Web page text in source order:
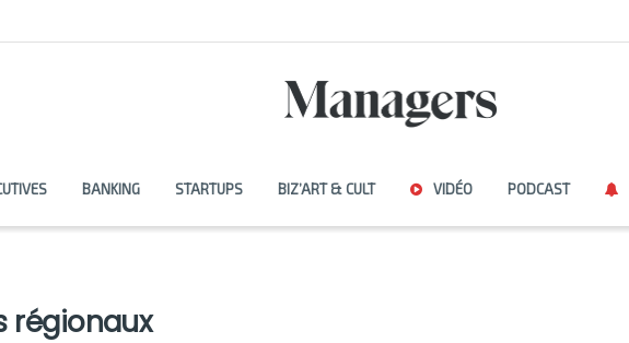
BANKING STARTUPS BIZ’ART & CULT VIDÉO PODCAST
régionaux